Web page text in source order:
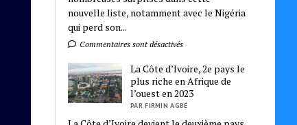
nouvelle liste, notamment avec le Nigéria
qui perd son...
Commentaires sont désactivés
La Côte d’Ivoire, 2e pays le
plus riche en Afrique de
l’ouest en 2023
PAR FIRMIN AGBÉ